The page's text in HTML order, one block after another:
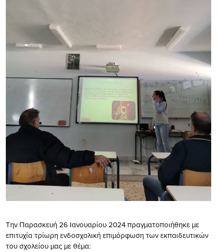
Την Παρασκευή 26 Ιανουαρίου 2024 πραγματοποιήθηκε με
επιτυχία τρίωρη ενδοσχολική επιμόρφωση των εκπαιδευτικών
του σχολείου μας με θέμα: